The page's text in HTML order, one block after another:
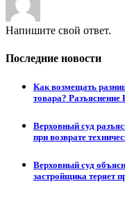
Напишите свой ответ.
Последние новости
Как возмещать
товара? Разъяснение
Верховный суд
при возврате
Верховный суд
застройщика теряет